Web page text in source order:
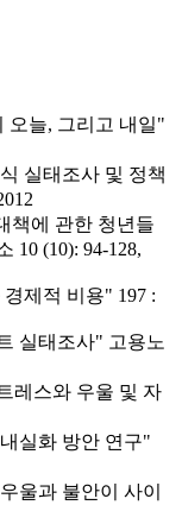
오늘, 그리고 내일"
실태조사 및 정책
책에 관한 청년들
10 (10): 94-128,
제적 비용" 197 :
실태조사" 고용노
레스와 우울 및 자
실화 방안 연구"
울과 불안이 사이